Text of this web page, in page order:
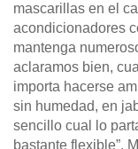
mascarillas en el
acondicionadores
mantenga
aclaramos bien,
importa hacerse
sin humedad, en
sencillo cual lo
bastante flexible”.